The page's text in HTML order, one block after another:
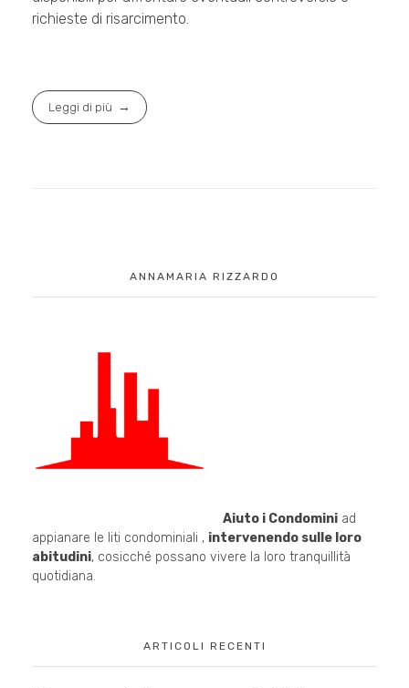
richieste di risarcimento.
Leggi di più
ANNAMARIA RIZZARDO
Aiuto i Condominiad
appianare le liti condominiali , intervenendo sulle loro
abitudini, cosicché possano vivere la loro tranquillità
quotidiana.
ARTICOLI RECENTI